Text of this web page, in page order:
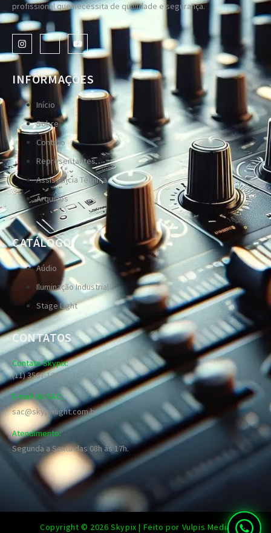
profissional que necessita de qualidade e segurança.
INFORMAÇÕES
Início
Sobre
Contato
Representantes
Assistência Técnica
Arquivos
CATÁLOGO
Aúdio
Iluminação Industrial
Stage Light
CONTATOS
Contato Skypix:
(11) 3567-1289
E-mail do SAC:
sac@skypixlight.com.br
Atendimento:
Segunda a Sexta das 08h ás 17h.
Copyright © 2026 Skypix | Feito por Vulpis Media